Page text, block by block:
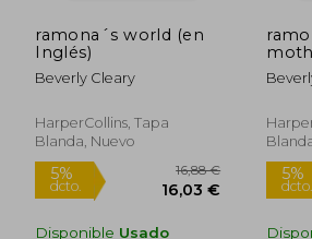
ramona´s world (en
Inglés)
Beverly Cleary
HarperCollins, Tapa
Blanda, Nuevo
Disponible Usado